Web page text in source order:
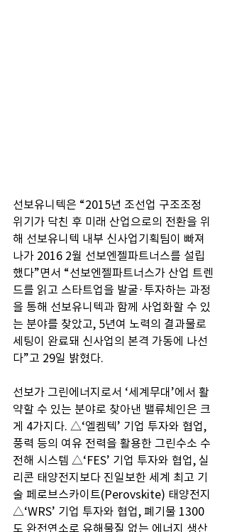
선보유니텍은 “2015년 조선업 구조조정
위기가 닥친 후 미래 산업으로의 전환을 위
해 선보유니텍 내부 신사업기획팀이 빠져
나가 2016 2월 선보엔젤파트너스를 설립
했다”면서 “선보엔젤파트너스가 산업 트렌
드를 읽고 스타트업을 발굴·투자하는 과정
을 통해 선보유니텍과 함께 사업화할 수 있
는 분야를 찾았고, 5년여 노력의 결과물로
세팅이 완료돼 신사업의 본격 가동에 나선
다”고 29일 밝혔다.
선보가 그린에너지로서 ‘세계무대’에서 활
약할 수 있는 분야로 찾아낸 밸류체인은 크
게 4가지다. △‘엘켐텍’ 기업 투자와 협업,
풍력 등의 여유 전력을 활용한 그린수소 수
전해 시스템 △‘FES’ 기업 투자와 협업, 실
리콘 태양전지보다 진일보한 세계 최고 기
술 페로브스카이트(Perovskite) 태양전지
△‘WRS’ 기업 투자와 협업, 폐기물 1300
도 완전연소로 유해물질 없는 에너지 생산